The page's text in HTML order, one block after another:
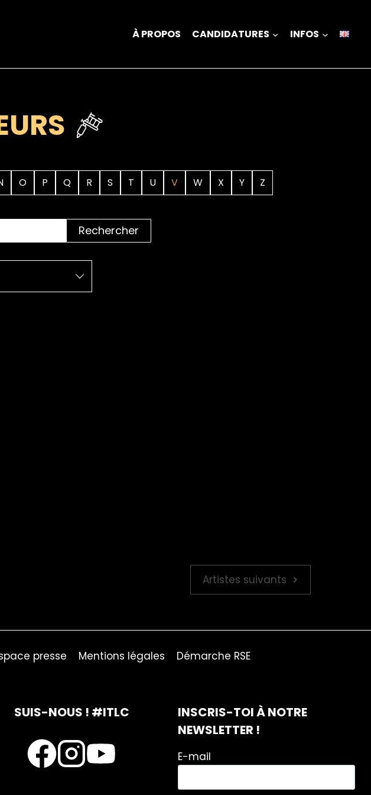
À PROPOS CANDIDATURES INFOS
O P Q R S T U V W X Y Z
Rechercher
Artistes suivants
presse Mentions légales Démarche RSE
SUIS-NOUS ! #ITLC
INSCRIS-TOI À NOTRE
NEWSLETTER !
E-mail